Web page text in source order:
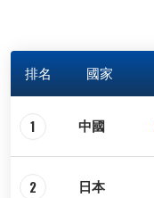
排名 國家
1 中國
2 日本